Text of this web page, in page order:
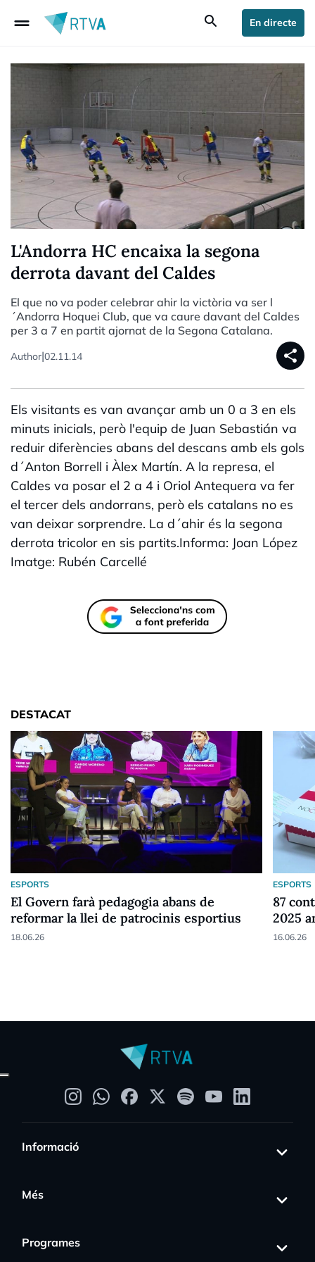
drag_handle search En directe
L'Andorra HC encaixa la segona
derrota davant del Caldes
El que no va poder celebrar ahir la victòria va ser l
´Andorra Hoquei Club, que va caure davant del Caldes
per 3 a 7 en partit ajornat de la Segona Catalana.
Author|02.11.14 share
Els visitants es van avançar amb un 0 a 3 en els
minuts inicials, però l'equip de Juan Sebastián va
reduir diferències abans del descans amb els gols
d´Anton Borrell i Àlex Martín. A la represa, el
Caldes va posar el 2 a 4 i Oriol Antequera va fer
el tercer dels andorrans, però els catalans no es
van deixar sorprendre. La d´ahir és la segona
derrota tricolor en sis partits.Informa: Joan López
Imatge: Rubén Carcellé
DESTACAT
ESPORTS
El Govern farà pedagogia abans de
reformar la llei de patrocinis esportius
18.06.26
ESPORTS
87
2025
16.06.26
Informació
Més
Programes